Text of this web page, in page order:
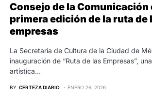
Consejo de la Comunicación
primera edición de la ruta de
empresas
La Secretaría de Cultura de la Ciudad de
inauguración de “Ruta de las Empresas”,
artística…
BY CERTEZA DIARIO ENERO 26, 2026